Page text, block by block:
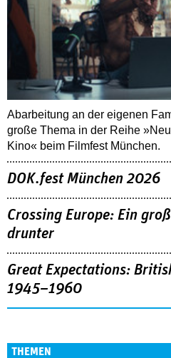
Abarbeitung an der eigenen
große Thema in der Reihe
Kino« beim Filmfest München.
DOK.fest München 2026
Crossing Europe: Ein
drunter
Great Expectations:
1945–1960
THEMEN